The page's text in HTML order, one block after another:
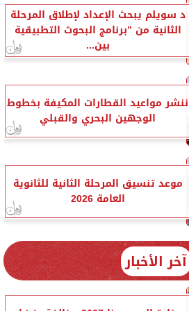
د سويلم يبحث الإعداد لإطلاق المرحلة
الثانية من ”برنامج البحوث التطبيقية
بين...
ننشر مواعيد القطارات المكيفة بخطوط
الوجهين البحري والقبلي
موعد تنسيق المرحلة الثانية للثانوية
العامة 2026
آخر الأخبار